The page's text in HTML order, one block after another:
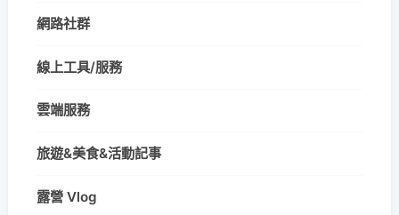
網路社群
線上工具/服務
雲端服務
旅遊&美食&活動記事
露營 Vlog